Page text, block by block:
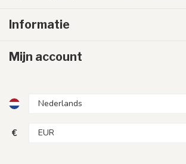
Informatie
Mijn account
€